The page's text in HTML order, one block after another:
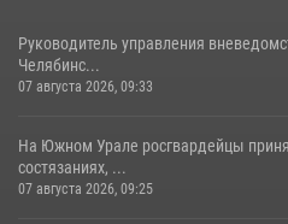
Руководитель управления
Челябинс...
07 августа 2026, 09:33
На Южном Урале росгвардейцы
состязаниях, ...
07 августа 2026, 09:25